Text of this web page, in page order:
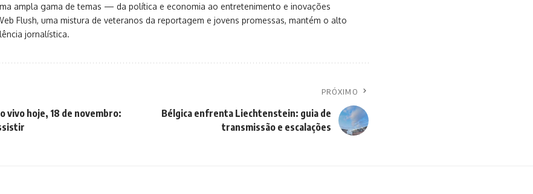
ampla gama de temas — da política e economia ao entretenimento e inovações
Flush, uma mistura de veteranos da reportagem e jovens promessas, mantém o alto
jornalística.
vivo hoje, 18 de novembro:
PRÓXIMO
Bélgica enfrenta Liechtenstein: guia de
transmissão e escalações